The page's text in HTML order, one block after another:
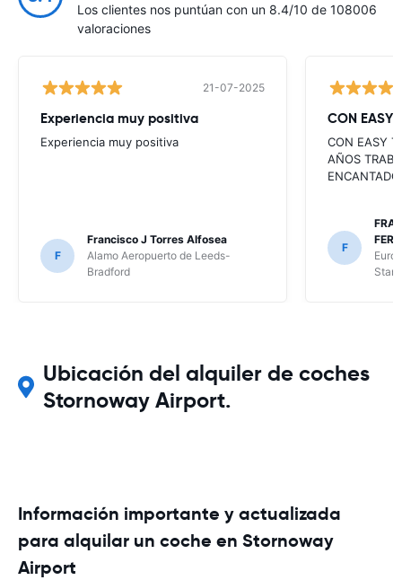
Los clientes nos puntúan con un 8.4/10 de 108006
valoraciones
21-07-2025
Experiencia muy positiva
Experiencia muy positiva
F
Francisco J Torres Alfosea
Alamo Aeropuerto de Leeds-
Bradford
CON EASY
CON EASY
AÑOS
ENCANTADO
F
Ubicación del alquiler de coches
Stornoway Airport.
Información importante y actualizada
para alquilar un coche en Stornoway
Airport